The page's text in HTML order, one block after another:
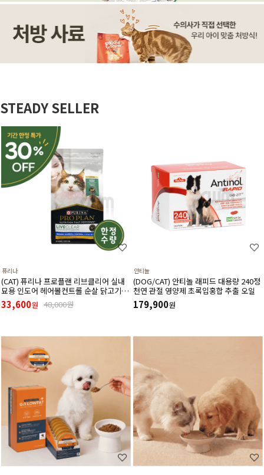
STEADY SELLER
퓨리나
(CAT) 퓨리나 프로플랜 리브클리어 실내
묘용 인도어 헤어볼컨트롤 순살 닭고기
(고양이 알레르기 감소식단)(1.5kg) (유통
기한27년3월)
33,600원 48,000원
안티놀
(DOG/CAT) 안티놀 래피드 대용량 240정
천연 관절 영양제 초록입홍합 추출 오일
179,900원